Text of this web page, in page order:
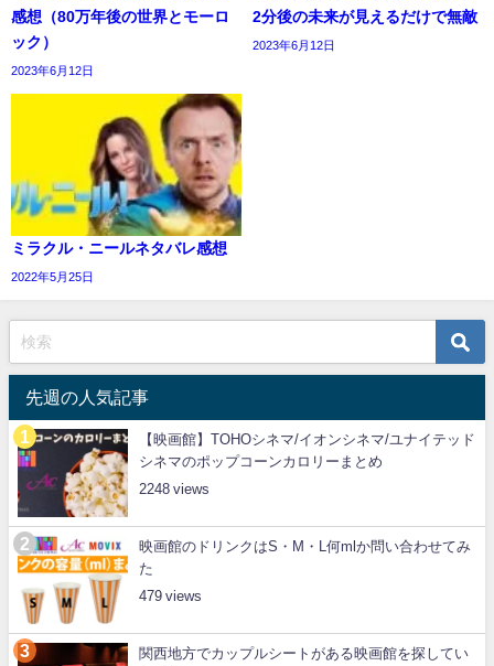
感想（80万年後の世界とモーロ
ック）
2023年6月12日
2分後の未来が見えるだけで無敵
2023年6月12日
ミラクル・ニールネタバレ感想
2022年5月25日
先週の人気記事
【映画館】TOHOシネマ/イオンシネマ/ユナイテッド
シネマのポップコーンカロリーまとめ
2248
映画館のドリンクはS・M・L何mlか問い合わせてみ
た
479
関西地方でカップルシートがある映画館を探してい